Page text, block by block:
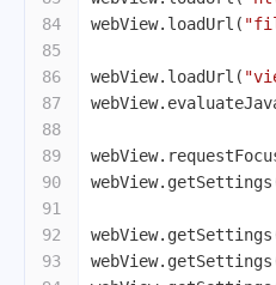
84
85
86
87
88
89
90
91
92
93
webView.loadUrl(
webView.loadUrl(